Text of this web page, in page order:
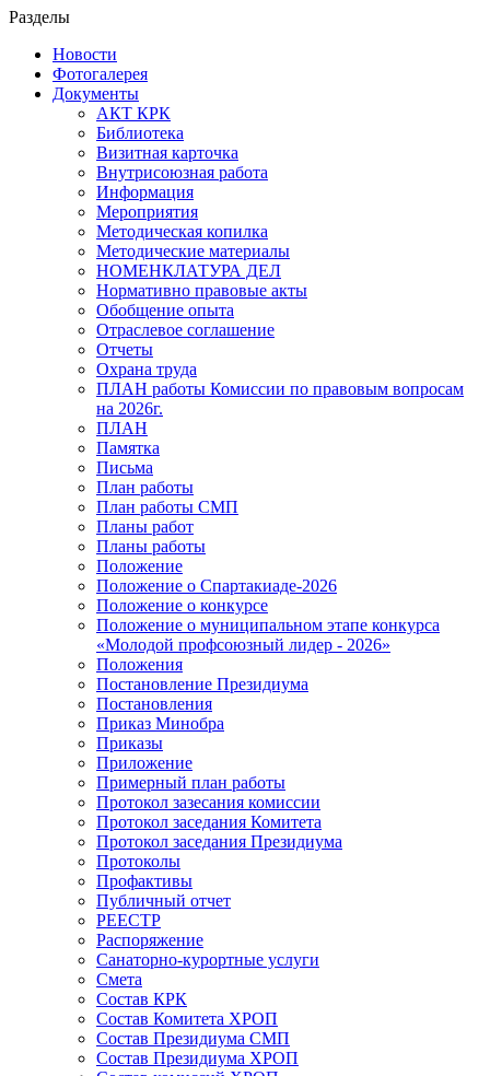
Разделы
Новости
Фотогалерея
Документы
АКТ КРК
Библиотека
Визитная карточка
Внутрисоюзная работа
Информация
Мероприятия
Методическая копилка
Методические материалы
НОМЕНКЛАТУРА ДЕЛ
Нормативно правовые акты
Обобщение опыта
Отраслевое соглашение
Отчеты
Охрана труда
ПЛАН работы Комиссии по правовым вопросам
на 2026г.
ПЛАН
Памятка
Письма
План работы
План работы СМП
Планы работ
Планы работы
Положение
Положение о Спартакиаде-2026
Положение о конкурсе
Положение о муниципальном этапе конкурса
«Молодой профсоюзный лидер - 2026»
Положения
Постановление Президиума
Постановления
Приказ Минобра
Приказы
Приложение
Примерный план работы
Протокол зазесания комиссии
Протокол заседания Комитета
Протокол заседания Президиума
Протоколы
Профактивы
Публичный отчет
РЕЕСТР
Распоряжение
Санаторно-курортные услуги
Смета
Состав КРК
Состав Комитета ХРОП
Состав Президиума СМП
Состав Президиума ХРОП